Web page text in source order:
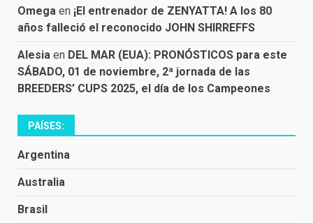
Omega en ¡El entrenador de ZENYATTA! A los 80
años falleció el reconocido JOHN SHIRREFFS
Alesia en DEL MAR (EUA): PRONÓSTICOS para este
SÁBADO, 01 de noviembre, 2ª jornada de las
BREEDERS’ CUPS 2025, el día de los Campeones
PAÍSES:
Argentina
Australia
Brasil